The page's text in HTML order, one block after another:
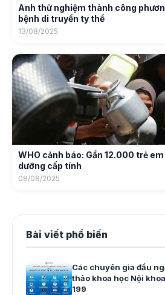
Anh thử nghiệm thành công
bệnh di truyền ty thể
13/08/2025
WHO cảnh báo: Gần 12.000 trẻ
dưỡng cấp tính
08/08/2025
Bài viết phổ biến
Các chuyên gia đầu
thảo khoa học Nội
199